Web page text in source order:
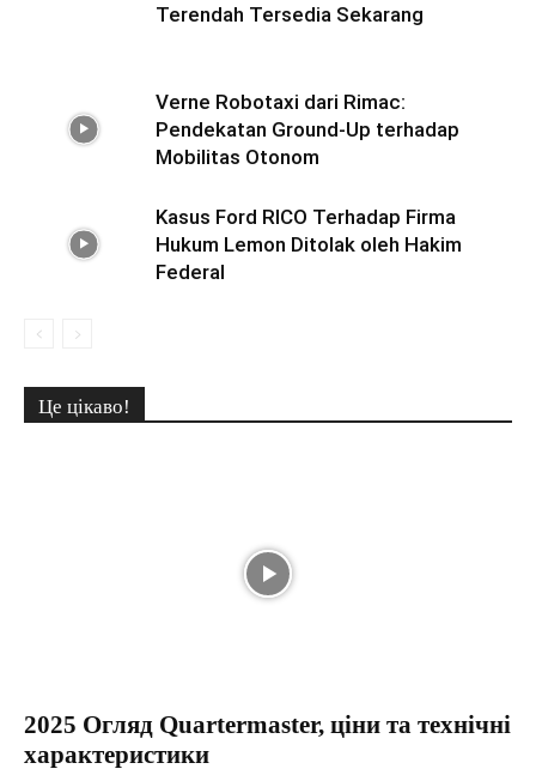
Terendah Tersedia Sekarang
Verne Robotaxi dari Rimac:
Pendekatan Ground-Up terhadap
Mobilitas Otonom
Kasus Ford RICO Terhadap Firma
Hukum Lemon Ditolak oleh Hakim
Federal
Це цікаво!
2025 Огляд Quartermaster, ціни та технічні
характеристики